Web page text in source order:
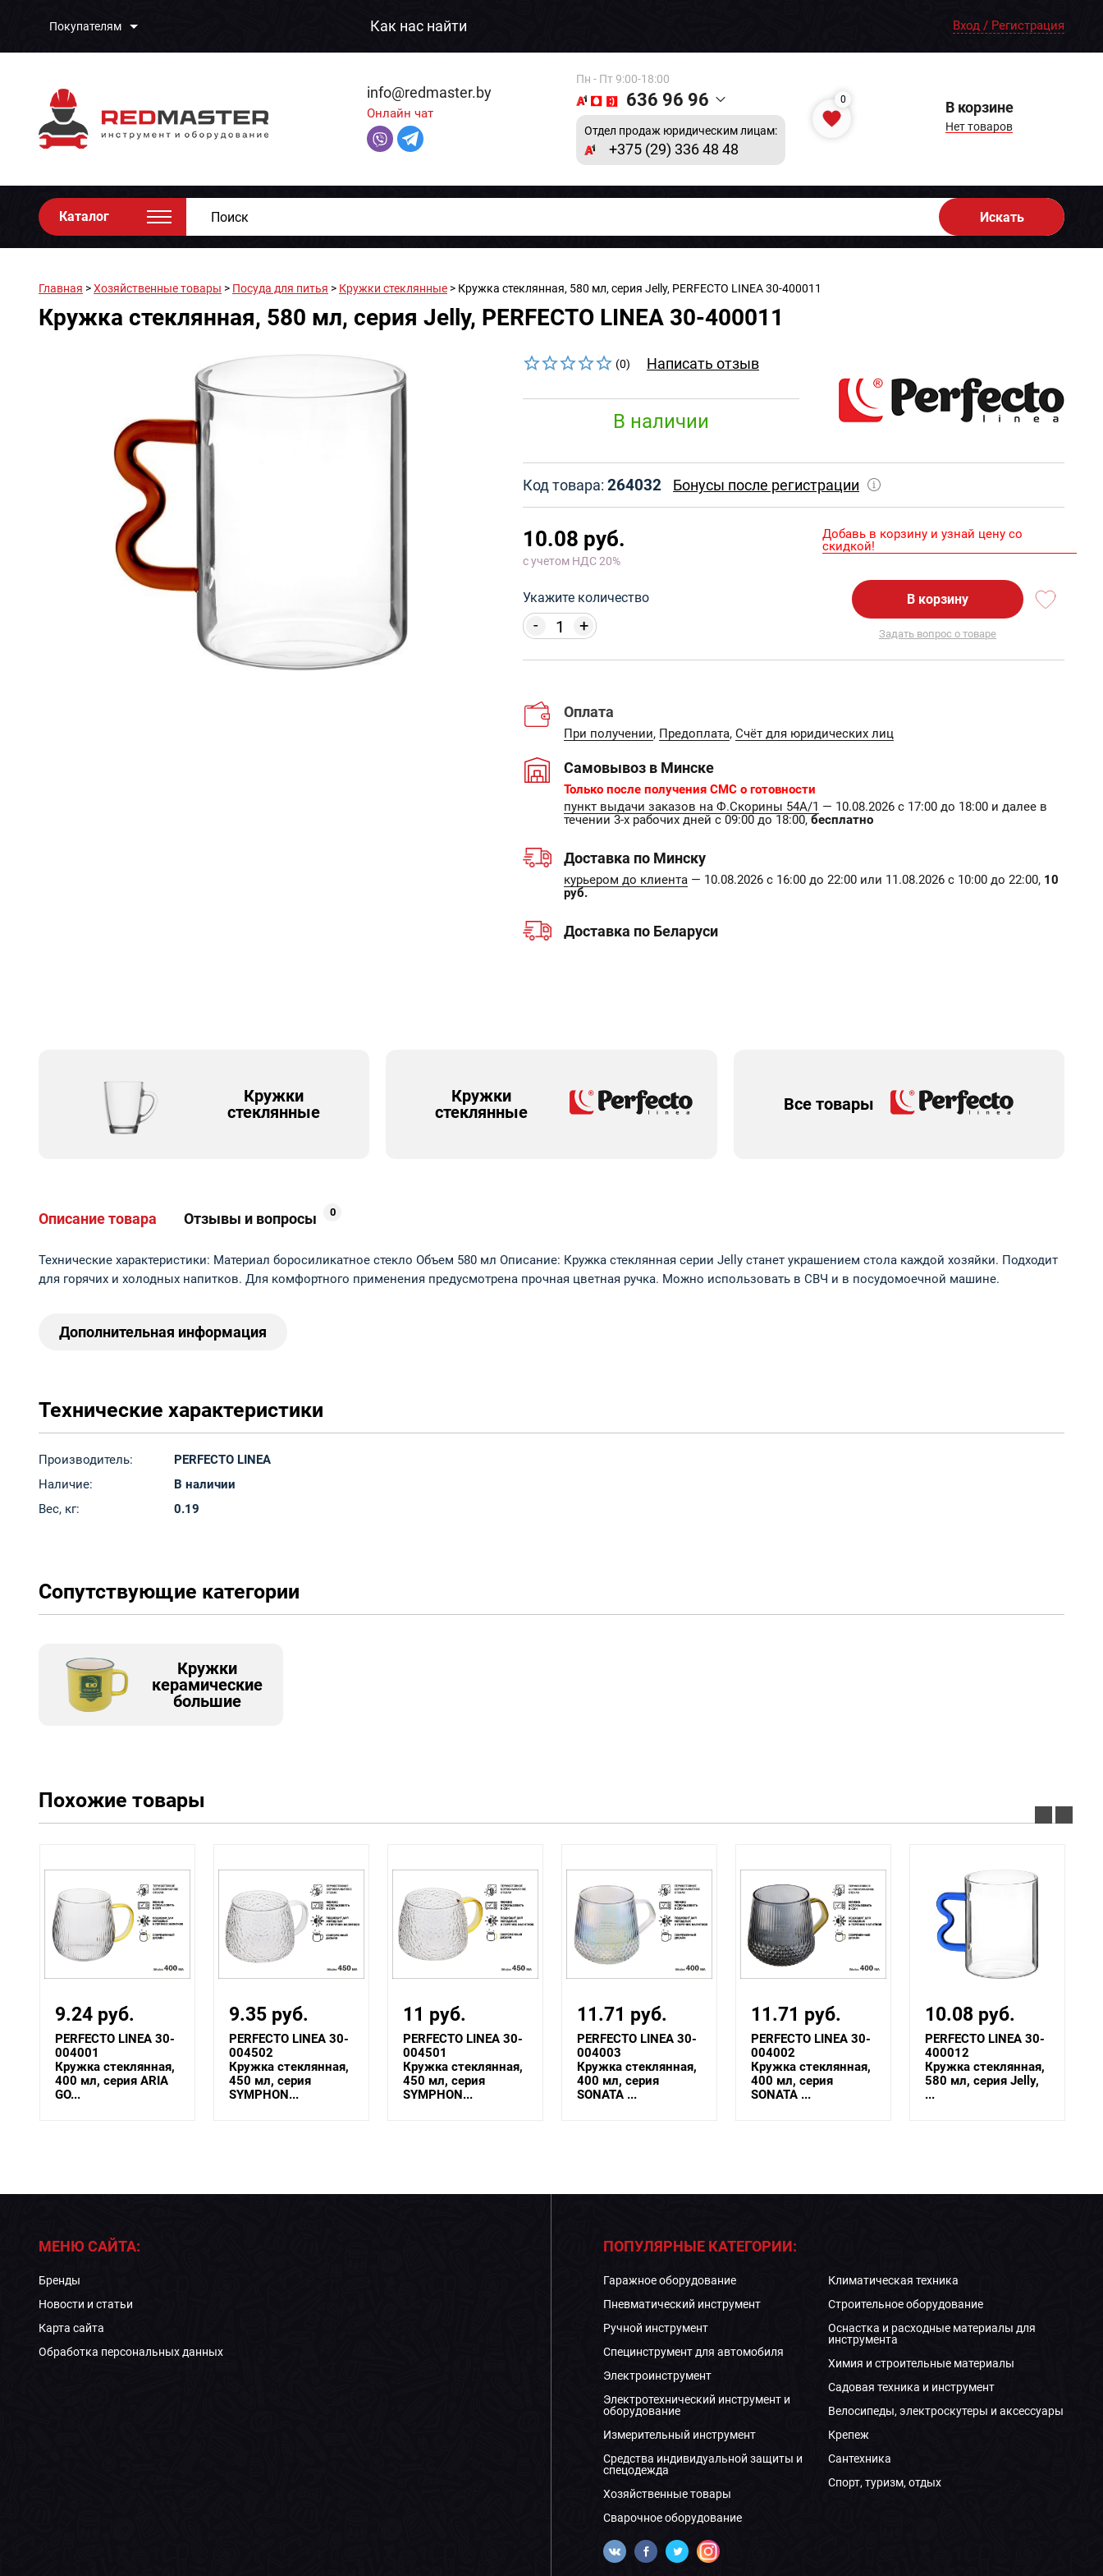
Покупателям Как нас найти Вход / Регистрация
info@redmaster.by
Онлайн чат
Пн - Пт 9:00-18:00
636 96 96
Отдел продаж юридическим лицам:
+375 (29) 336 48 48
0 В корзине
Нет товаров
Каталог Искать
Главная >Хозяйственные товары > Посуда для питья > Кружки стеклянные > Кружка стеклянная, 580 мл, серия Jelly, PERFECTO LINEA 30-400011
Кружка стеклянная, 580 мл, серия Jelly, PERFECTO LINEA 30-400011
(0) Написать отзыв
В наличии
Код товара: 264032 Бонусы после регистрации
Добавь в корзину и узнай цену со
скидкой!
10.08 руб.
с учетом НДС 20%
Укажите количество
+
-
В корзину
Задать вопрос о товаре
Оплата
При получении, Предоплата, Счёт для юридических лиц
Самовывоз в Минске
Только после получения СМС о готовности
пункт выдачи заказов на Ф.Скорины 54А/1 — 10.08.2026 с 17:00 до 18:00 и далее в
течении 3-х рабочих дней с 09:00 до 18:00, бесплатно
Доставка по Минску
курьером до клиента — 10.08.2026 с 16:00 до 22:00 или 11.08.2026 с 10:00 до 22:00, 10
руб.
Доставка по Беларуси
Кружки
стеклянные
Кружки
стеклянные
Все товары
Описание товара Отзывы и вопросы 0
Технические характеристики: Материал боросиликатное стекло Объем 580 мл Описание: Кружка стеклянная серии Jelly станет украшением стола каждой хозяйки. Подходит
для горячих и холодных напитков. Для комфортного применения предусмотрена прочная цветная ручка. Можно использовать в СВЧ и в посудомоечной машине.
Дополнительная информация
Технические характеристики
Производитель:
PERFECTO LINEA
Наличие:
В наличии
Вес, кг:
0.19
Сопутствующие категории
Кружки
керамические
большие
Похожие товары
9.35 руб.
PERFECTO LINEA 30-
004502
Кружка стеклянная,
450 мл, серия
SYMPHON...
11 руб.
PERFECTO LINEA 30-
004501
Кружка стеклянная,
450 мл, серия
SYMPHON...
11.71 руб.
PERFECTO LINEA 30-
004003
Кружка стеклянная,
400 мл, серия
SONATA ...
11.71 руб.
PERFECTO LINEA 30-
004002
Кружка стеклянная,
400 мл, серия
SONATA ...
10.08 руб.
PERFECTO LINEA 30-
400012
Кружка стеклянная,
580 мл, серия Jelly,
...
10.08 руб.
PERFECTO LINEA 30-
400010
Кружка стеклянная,
580 мл, серия Jelly,
...
МЕНЮ САЙТА:
Бренды
Новости и статьи
Карта сайта
Обработка персональных данных
ПОПУЛЯРНЫЕ КАТЕГОРИИ:
Гаражное оборудование
Пневматический инструмент
Ручной инструмент
Специнструмент для автомобиля
Электроинструмент
Электротехнический инструмент и
оборудование
Измерительный инструмент
Средства индивидуальной защиты и
спецодежда
Хозяйственные товары
Сварочное оборудование
Климатическая техника
Строительное оборудование
Оснастка и расходные материалы для
инструмента
Химия и строительные материалы
Садовая техника и инструмент
Велосипеды, электроскутеры и аксессуары
Крепеж
Сантехника
Спорт, туризм, отдых